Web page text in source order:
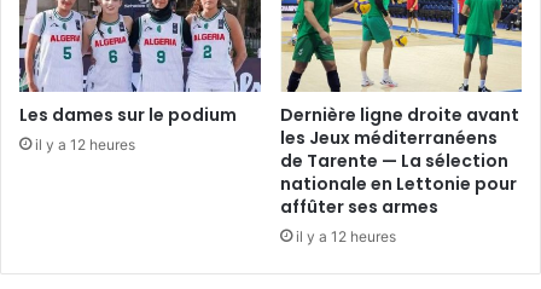
Les dames sur le podium
il y a 12 heures
Dernière ligne droite avant
les Jeux méditerranéens
de Tarente — La sélection
nationale en Lettonie pour
affûter ses armes
il y a 12 heures